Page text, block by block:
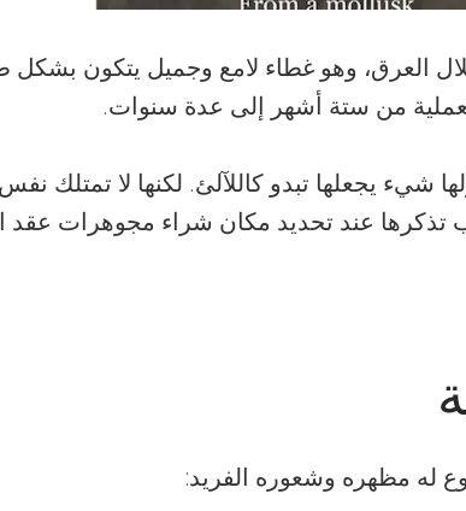
العرق، وهو غطاء لامع وجميل يتكون
من ستة أشهر إلى عدة سنوات.
شيء يجعلها تبدو كاللآلئ. لكنها لا تمتلك
تذكرها عند تحديد مكان شراء مجوهرات عقد
له مظهره وشعوره الفريد: